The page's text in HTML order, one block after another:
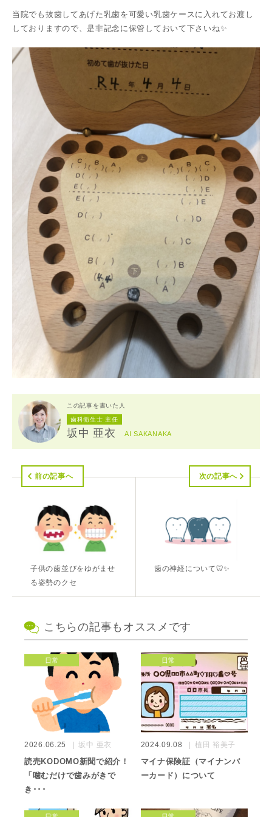
当院でも抜歯してあげた乳歯を可愛い乳歯ケースに入れてお渡し
しておりますので、是非記念に保管しておいて下さいね✨
この記事を書いた人
歯科衛生士 主任
坂中 亜衣 AI SAKANAKA
前の記事へ
子供の歯並びをゆがませ
る姿勢のクセ
次の記事へ
歯の神経について🦷✨
こちらの記事もオススメです
日常
2026.06.25 坂中 亜衣
読売KODOMO新聞で紹介！
「噛むだけで歯みがきで
き･･･
日常
2024.09.08 植田 裕美子
マイナ保険証（マイナンバ
ーカード）について